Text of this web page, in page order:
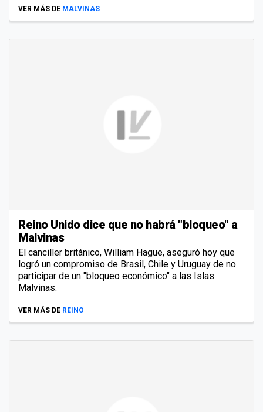
VER MÁS DE MALVINAS
Reino Unido dice que no habrá "bloqueo" a
Malvinas
El canciller británico, William Hague, aseguró hoy que
logró un compromiso de Brasil, Chile y Uruguay de no
participar de un "bloqueo económico" a las Islas
Malvinas.
VER MÁS DE REINO